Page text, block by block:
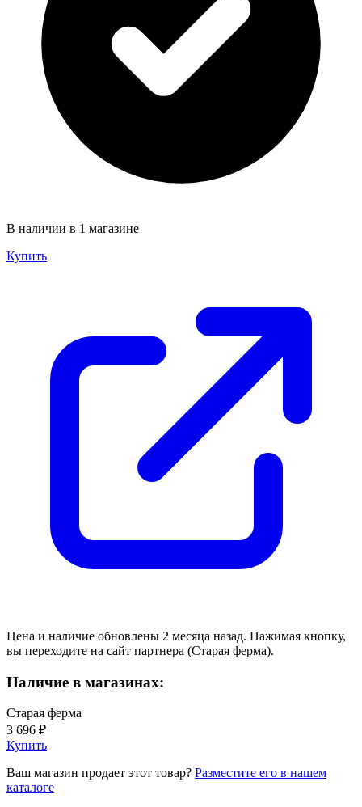
В наличии в 1 магазине
Купить
Цена и наличие обновлены 2 месяца назад. Нажимая кнопку,
вы переходите на сайт партнера (Старая ферма).
Наличие в магазинах:
Старая ферма
3 696 ₽
Купить
Ваш магазин продает этот товар? Разместите его в нашем
каталоге